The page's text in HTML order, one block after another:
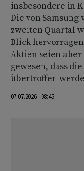
insbesondere in
Die von
zweiten Quartal
Blick
Aktien seien
gewesen, dass
übertroffen
07.07.2026 08:45